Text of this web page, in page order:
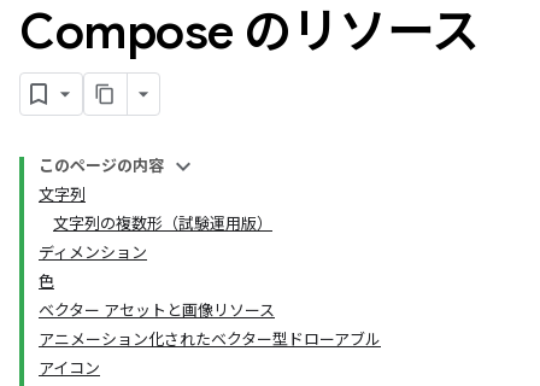
Compose のリソース
このページの内容
文字列
文字列の複数形（試験運用版）
ディメンション
色
ベクター アセットと画像リソース
アニメーション化されたベクター型ドローアブル
アイコン